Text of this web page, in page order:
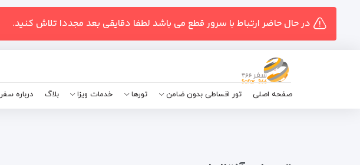
در حال حاضر ارتباط با سرور قطع می باشد لطفا دقایقی بعد مجددا تلاش کنید.
صفحه اصلی تور اقساطی بدون ضامن تورها خدمات ویزا بلاگ درباره سفر 366